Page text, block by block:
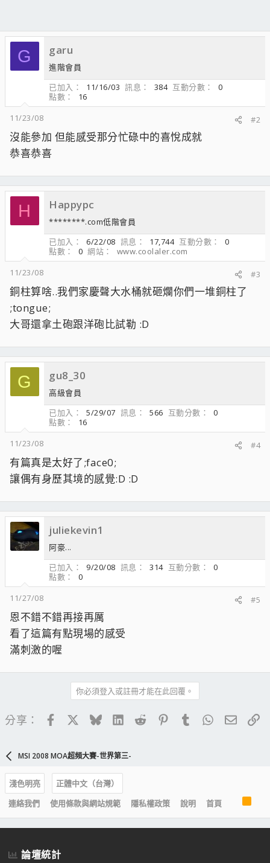
G garu
進階會員
已加入
11/16/03 訊息 384 互動分數
0
點數
16
11/23/08
#2
沒能參加 但能感受那分忙碌中的喜悅成就
恭喜恭喜
H Happypc
********.com低階會員
已加入
6/22/08 訊息 17,744 互動分數
0
點數
0 網站
www.coolaler.com
11/23/08
#3
銅柱算啥..我們家慶聲大水桶就砸爛你們一堆銅柱了
;tongue;
大哥還拿土砲跟洋砲比試勒 :D
G gu8_30
高級會員
已加入
5/29/07 訊息 566 互動分數
0
點數
16
11/23/08
#4
有篇真是太好了;face0;
讓偶有身歷其境的感覺:D :D
juliekevin1
阿豪...
已加入
9/20/08 訊息 314 互動分數
0
點數
0
11/27/08
#5
恩不錯不錯再接再厲
看了這篇有點現場的感受
滿刺激的喔
你必須登入或註冊才能在此回覆。
分享： FacebookBlueskyLinkedIn
Reddit PinterestTumblrWhatsApp
電子
MSI 2008 MOA超頻大賽-世界第三-
淺色明亮
正體中文（台灣）
連絡我們
使用條款與網站規範 隱私權政策 說明 首頁
S
論壇統計